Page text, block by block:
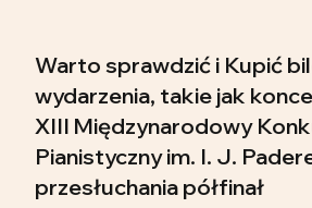
Warto sprawdzić i Kupić
wydarzenia, takie jak
XIII Międzynarodowy
Pianistyczny im. I. J.
przesłuchania półfinał